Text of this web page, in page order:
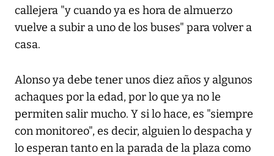
callejera "y cuando ya es hora de almuerzo
vuelve a subir a uno de los buses" para volver a
casa.
Alonso ya debe tener unos diez años y algunos
achaques por la edad, por lo que ya no le
permiten salir mucho. Y si lo hace, es "siempre
con monitoreo", es decir, alguien lo despacha y
lo esperan tanto en la parada de la plaza como